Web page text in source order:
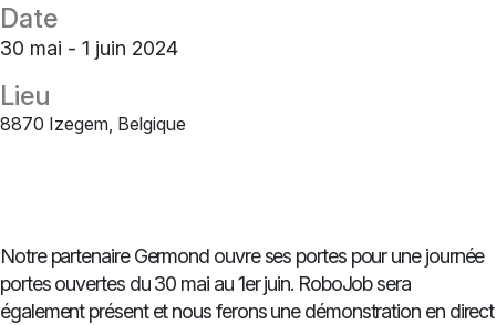
Date
30 mai - 1 juin 2024
Lieu
8870 Izegem, Belgique
Notre partenaire Germond ouvre ses portes pour une journée
portes ouvertes du 30 mai au 1er juin. RoboJob sera
également présent et nous ferons une démonstration en direct